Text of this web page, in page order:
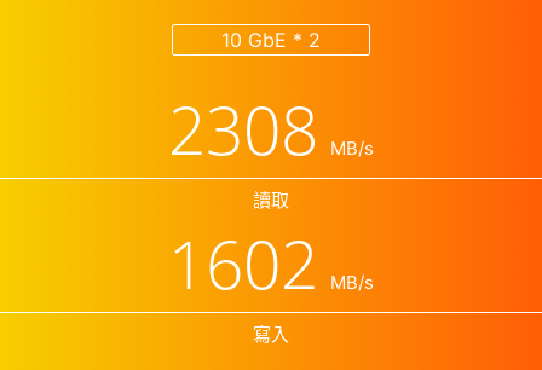
10 GbE * 2
2308 MB/s
讀取
1602 MB/s
寫入